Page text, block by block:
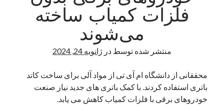
نوشته‌های تازه
راه‌های اتصال موبایل و کامپیوتر به یکدیگر: تجربه‌ای یکپارچه و کاربردی
انتقاد کاربران از اتمام زودهنگام بسته‌های اینترنت ایرانسل همزمان با شرایط
ادعای نت‌بلاکس: قطعی اینترنت ایران بیش از 120 ساعت ادامه یافت؛ اتصال
قطعی اینترنت در ایران از مرز 48 ساعت گذشت!
گوشی HMD Luma با دوربین 50 مگاپیکسل و نمایشگر 120 هرتز رونمایی شد
فلزات کمیاب ساخته
می‌شوند
منتشر شده توسط در ژانویه 24, 2024
محققانی از دانشگاه ام آی تی از مواد آلی برای ساخت کاتد
باتری استفاده کردند. با کمک باتری های جدید نیاز صنعت
خودروهای برقی با فلزات کمیاب کاهش می یابد.